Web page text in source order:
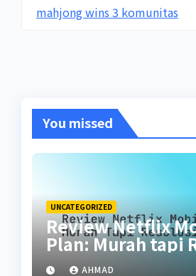
mahjong wins 3 komunitas
You missed
UNCATEGORIZED
Review Netflix
Plan: Murah tapi
Rendah?
AHMAD